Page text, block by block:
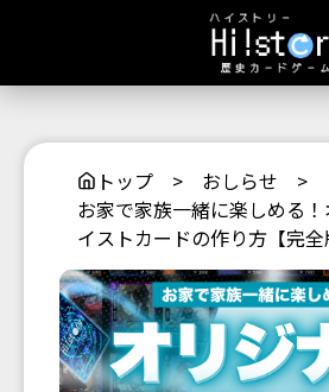
トップ > おしらせ >
お家で家族一緒に楽しめる
イストカードの作り方【完全